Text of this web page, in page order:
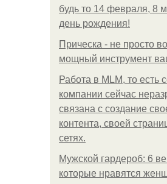
будь то 14 февраля, 8
день рождения!
Прическа - не просто
мощный инструмент
Работа в MLM, то есть
компании сейчас
связана с создание
контента, своей
сетях.
Мужской гардероб: 6
которые нравятся